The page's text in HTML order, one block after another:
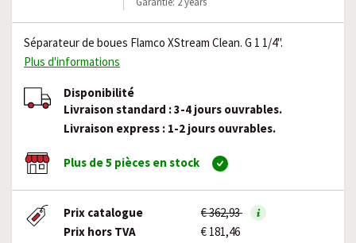
Séparateur de boues Flamco XStream Clean. G 1 1/4".
Plus d'informations
Disponibilité
Livraison standard : 3-4 jours ouvrables.
Livraison express : 1-2 jours ouvrables.
Plus de 5 pièces en stock
Prix catalogue
€ 362,93
Prix hors TVA
€ 181,46